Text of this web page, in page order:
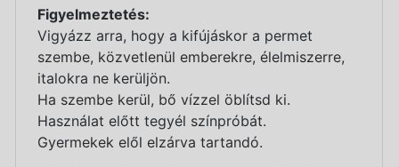
Figyelmeztetés:
Vigyázz arra, hogy a kifújáskor a permet
szembe, közvetlenül emberekre, élelmiszerre,
italokra ne kerüljön.
Ha szembe kerül, bő vízzel öblítsd ki.
Használat előtt tegyél színpróbát.
Gyermekek elől elzárva tartandó.